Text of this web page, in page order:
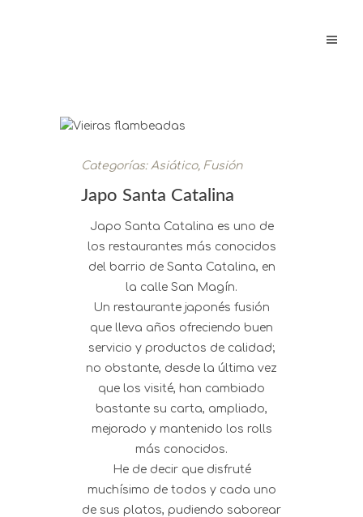
Categorías: Asiático, Fusión
Japo Santa Catalina
Japo Santa Catalina es uno de
los restaurantes más conocidos
del barrio de Santa Catalina, en
la calle San Magín.
Un restaurante japonés fusión
que lleva años ofreciendo buen
servicio y productos de calidad;
no obstante, desde la última vez
que los visité, han cambiado
bastante su carta, ampliado,
mejorado y mantenido los rolls
más conocidos.
He de decir que disfruté
muchísimo de todos y cada uno
de sus platos, pudiendo saborear